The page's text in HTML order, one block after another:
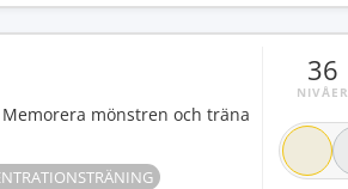
mönstren och träna
36
NIVÅER